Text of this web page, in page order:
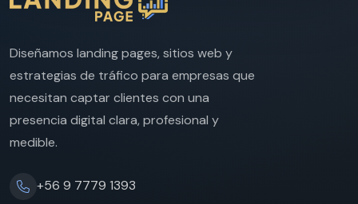
Diseñamos landing pages, sitios web y
estrategias de tráfico para empresas que
necesitan captar clientes con una
presencia digital clara, profesional y
medible.
+56 9 7779 1393